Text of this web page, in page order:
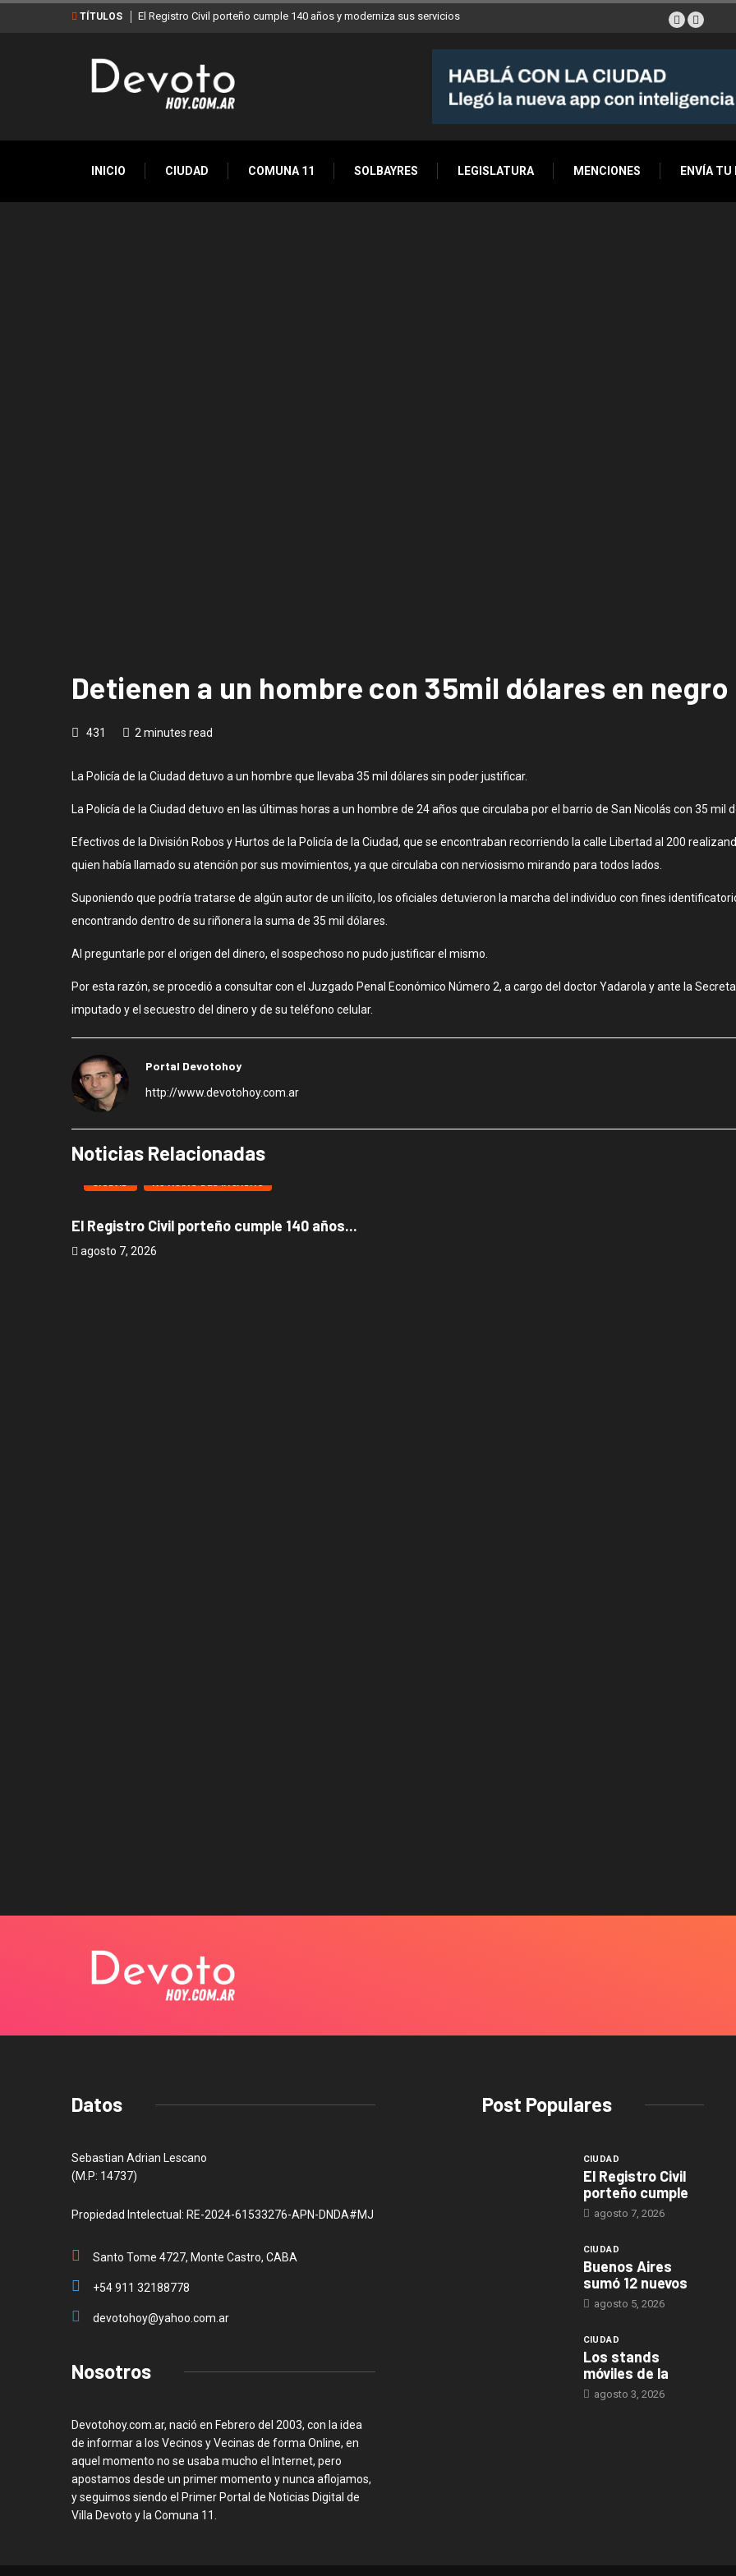
TÍTULOS El Registro Civil porteño cumple 140 años y moderniza sus servicios
INICIO CIUDAD COMUNA 11 SOLBAYRES LEGISLATURA MENCIONES ENVÍA TU
Detienen a un hombre con 35mil dólares en negro
431 2 minutes read
La Policía de la Ciudad detuvo a un hombre que llevaba 35 mil dólares sin poder justificar.
La Policía de la Ciudad detuvo en las últimas horas a un hombre de 24 años que circulaba por el barrio de San Nicolás con 35 mil
Efectivos de la División Robos y Hurtos de la Policía de la Ciudad, que se encontraban recorriendo la calle Libertad al 200
quien había llamado su atención por sus movimientos, ya que circulaba con nerviosismo mirando para todos lados.
Suponiendo que podría tratarse de algún autor de un ilícito, los oficiales detuvieron la marcha del individuo con fines
encontrando dentro de su riñonera la suma de 35 mil dólares.
Al preguntarle por el origen del dinero, el sospechoso no pudo justificar el mismo.
Por esta razón, se procedió a consultar con el Juzgado Penal Económico Número 2, a cargo del doctor Yadarola y ante la
imputado y el secuestro del dinero y de su teléfono celular.
Portal Devotohoy
http://www.devotohoy.com.ar
Noticias Relacionadas
CIUDAD NOTICIAS DESTACADAS
El Registro Civil porteño cumple 140 años...
agosto 7, 2026
Datos
Sebastian Adrian Lescano
(M.P: 14737)
Propiedad Intelectual: RE-2024-61533276-APN-DNDA#MJ
Santo Tome 4727, Monte Castro, CABA
+54 911 32188778
devotohoy@yahoo.com.ar
Nosotros
Devotohoy.com.ar, nació en Febrero del 2003, con la idea
de informar a los Vecinos y Vecinas de forma Online, en
aquel momento no se usaba mucho el Internet, pero
apostamos desde un primer momento y nunca aflojamos,
y seguimos siendo el Primer Portal de Noticias Digital de
Villa Devoto y la Comuna 11.
Post Populares
CIUDAD
El Registro Civil
porteño cumple
agosto 7, 2026
CIUDAD
Buenos Aires
sumó 12 nuevos
agosto 5, 2026
CIUDAD
Los stands
móviles de la
agosto 3, 2026